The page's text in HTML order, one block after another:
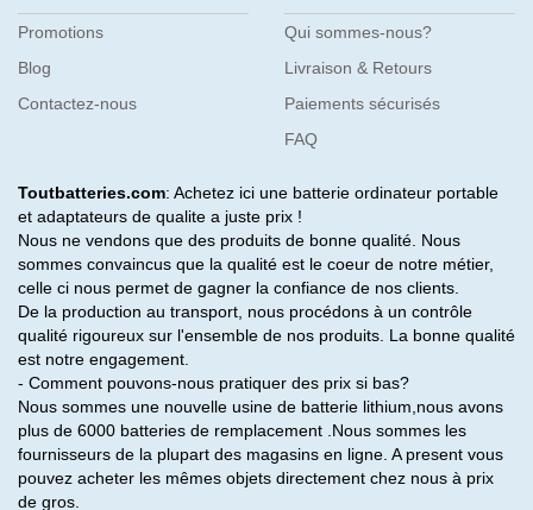
Promotions
Blog
Contactez-nous
Qui sommes-nous?
Livraison & Retours
Paiements sécurisés
FAQ
Toutbatteries.com: Achetez ici une batterie ordinateur portable
et adaptateurs de qualite a juste prix !
Nous ne vendons que des produits de bonne qualité. Nous
sommes convaincus que la qualité est le coeur de notre métier,
celle ci nous permet de gagner la confiance de nos clients.
De la production au transport, nous procédons à un contrôle
qualité rigoureux sur l'ensemble de nos produits. La bonne qualité
est notre engagement.
- Comment pouvons-nous pratiquer des prix si bas?
Nous sommes une nouvelle usine de batterie lithium,nous avons
plus de 6000 batteries de remplacement .Nous sommes les
fournisseurs de la plupart des magasins en ligne. A present vous
pouvez acheter les mêmes objets directement chez nous à prix
de gros.